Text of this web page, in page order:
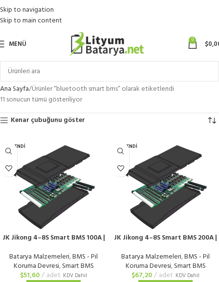
Skip to navigation
Skip to main content
MENÜ 0 $
Ana Sayfa Ürünler “bluetooth smart bms” olarak etiketlendi
11 sonucun tümü gösteriliyor
Kenar çubuğunu göster
TÜKENDI
JK Jikong 4–8S Smart BMS 100A |
Batarya Malzemeleri,BMS - Pil
Koruma Devresi,Smart BMS
$51,60 adet KDV Dahil
TÜKENDI
JK Jikong 4–8S Smart BMS 200A |
Batarya Malzemeleri,BMS - Pil
Koruma Devresi,Smart BMS
$67,20 adet KDV Dahil